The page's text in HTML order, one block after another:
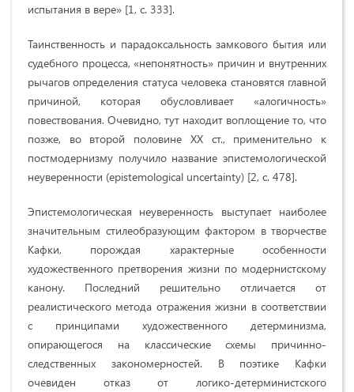
испытания в вере» [1, с. 333].
Таинственность и парадоксальность замкового бытия или
судебного процесса, «непонятность» причин и внутренних
рычагов определения статуса человека становятся главной
причиной, которая обусловливает «алогичность»
повествования. Очевидно, тут находит воплощение то, что
позже, во второй половине ХХ ст., применительно к
постмодернизму получило название эпистемологической
неуверенности (epistemological uncertainty) [2, с. 478].
Эпистемологическая неуверенность выступает наиболее
значительным стилеобразующим фактором в творчестве
Кафки, порождая характерные особенности
художественного претворения жизни по модернистскому
канону. Последний решительно отличается от
реалистического метода отражения жизни в соответствии
с принципами художественного детерминизма,
опирающегося на классические схемы причинно-
следственных закономерностей. В поэтике Кафки
очевиден отказ от логико-детерминистского